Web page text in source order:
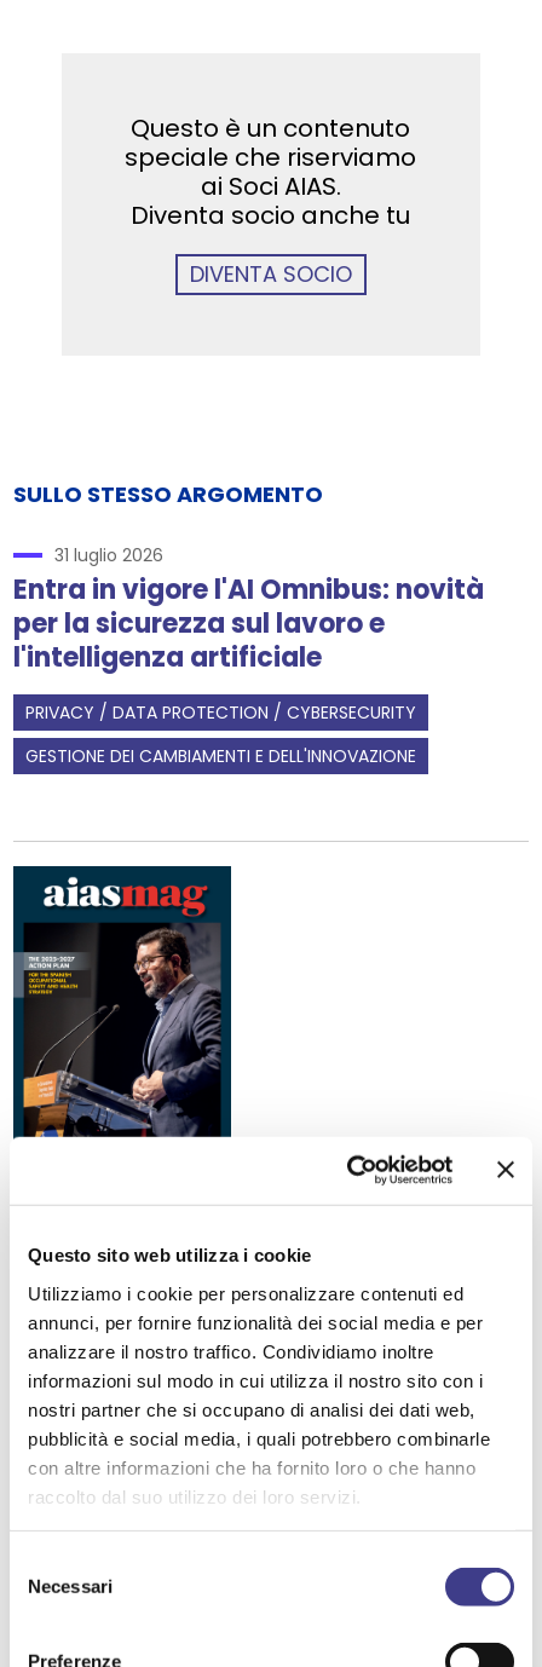
Questo sito web utilizza i cookie
Utilizziamo i cookie per personalizzare contenuti ed
annunci, per fornire funzionalità dei social media e per
analizzare il nostro traffico. Condividiamo inoltre
informazioni sul modo in cui utilizza il nostro sito con i
nostri partner che si occupano di analisi dei dati web,
pubblicità e social media, i quali potrebbero combinarle
con altre informazioni che ha fornito loro o che hanno
raccolto dal suo utilizzo dei loro servizi.
delNecessari
Preferenze
Questo è un contenuto
speciale che riserviamo
ai Soci AIAS.
Diventa socio anche tu
DIVENTA SOCIO
SULLO STESSO ARGOMENTO
31 luglio 2026
Entra in vigore l'AI Omnibus: novità
per la sicurezza sul lavoro e
l'intelligenza artificiale
PRIVACY / DATA PROTECTION / CYBERSECURITY
GESTIONE DEI CAMBIAMENTI E DELL'INNOVAZIONE
CHIMICO
EMERGENZE
SOSTENIBILITA' ECONOMICA, SOCIALE, AMBIENTALE,
CULTURALE
SISTEMI DI GESTIONE
GESTIONE INTERNAZIONALE DEI RISCHI PER LA SALUTE
FORMAZIONE
GESTIONE DEI CAMBIAMENTI E DELL'INNOVAZIONE